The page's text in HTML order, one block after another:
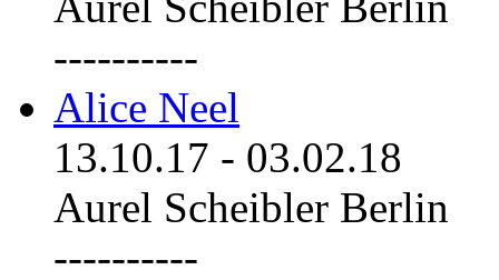
----------
Alice Neel
13.10.17 - 03.02.18
Aurel Scheibler Berlin
----------